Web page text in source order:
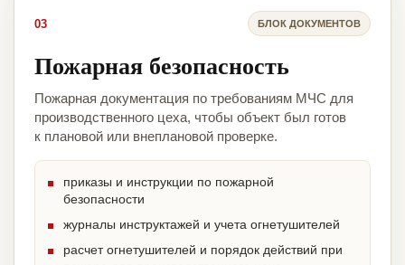
03 БЛОК ДОКУМЕНТОВ
Пожарная безопасность
Пожарная документация по требованиям МЧС для
производственного цеха, чтобы объект был готов
к плановой или внеплановой проверке.
приказы и инструкции по пожарной
безопасности
журналы инструктажей и учета огнетушителей
расчет огнетушителей и порядок действий при